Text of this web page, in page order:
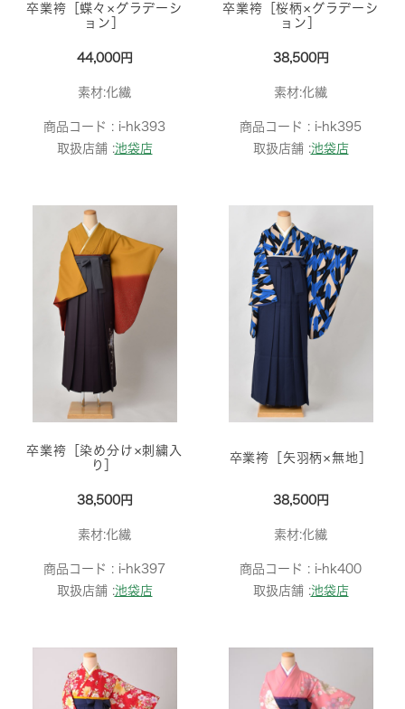
卒業袴［蝶々×グラデーシ
ョン］
44,000円
素材:化繊
商品コード : i-hk393
取扱店舗 :池袋店
卒業袴［桜柄×グラデーシ
ョン］
38,500円
素材:化繊
商品コード : i-hk395
取扱店舗 :池袋店
卒業袴［染め分け×刺繍入
り］
38,500円
素材:化繊
商品コード : i-hk397
取扱店舗 :池袋店
卒業袴［矢羽柄×無地］
38,500円
素材:化繊
商品コード : i-hk400
取扱店舗 :池袋店